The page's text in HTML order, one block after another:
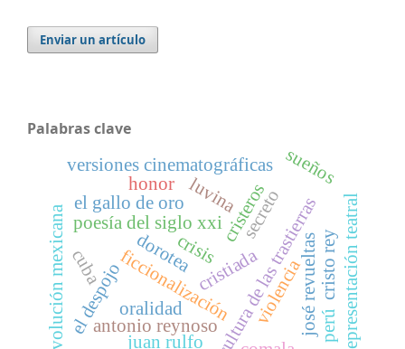
Enviar un artículo
Palabras clave
poesía del siglo xxi
ficcionalización
cristeros
cristiada
luvinacultura de las trastierras
oralidad violenciajosé revueltas
antonio reynoso
el despojo
versiones cinematográficas
el gallo de oro
juan rulfo
revolución mexicana cristo rey
dorotea
sueños
secreto
crisis
honor
representación teatral
perú
cuba